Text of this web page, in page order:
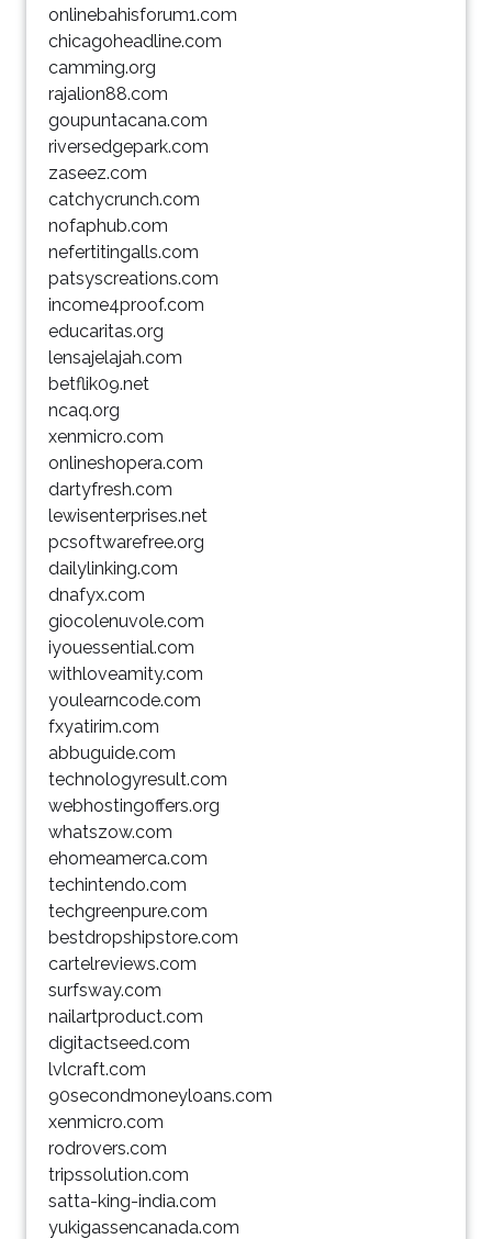
onlinebahisforum1.com
chicagoheadline.com
camming.org
rajalion88.com
goupuntacana.com
riversedgepark.com
zaseez.com
catchycrunch.com
nofaphub.com
nefertitingalls.com
patsyscreations.com
income4proof.com
educaritas.org
lensajelajah.com
betflik09.net
ncaq.org
xenmicro.com
onlineshopera.com
dartyfresh.com
lewisenterprises.net
pcsoftwarefree.org
dailylinking.com
dnafyx.com
giocolenuvole.com
iyouessential.com
withloveamity.com
youlearncode.com
fxyatirim.com
abbuguide.com
technologyresult.com
webhostingoffers.org
whatszow.com
ehomeamerca.com
techintendo.com
techgreenpure.com
bestdropshipstore.com
cartelreviews.com
surfsway.com
nailartproduct.com
digitactseed.com
lvlcraft.com
90secondmoneyloans.com
xenmicro.com
rodrovers.com
tripssolution.com
satta-king-india.com
yukigassencanada.com